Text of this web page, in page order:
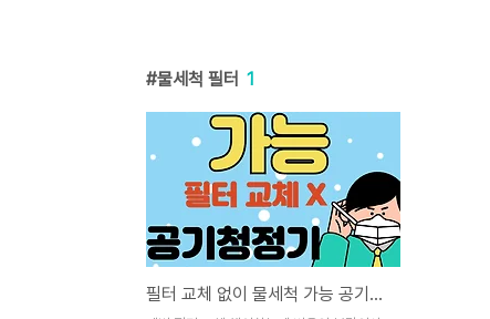
물세척 필터 1
필터 교체 없이 물세척 가능 공기청정기 추천 3가지